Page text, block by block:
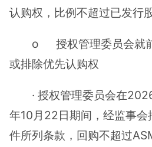
认购权，比例不超过已发行
o 授权管理委员会就
或排除优先认购权
· 授权管理委员会在
年10月22日期间，经监事会
件所列条款，回购不超过